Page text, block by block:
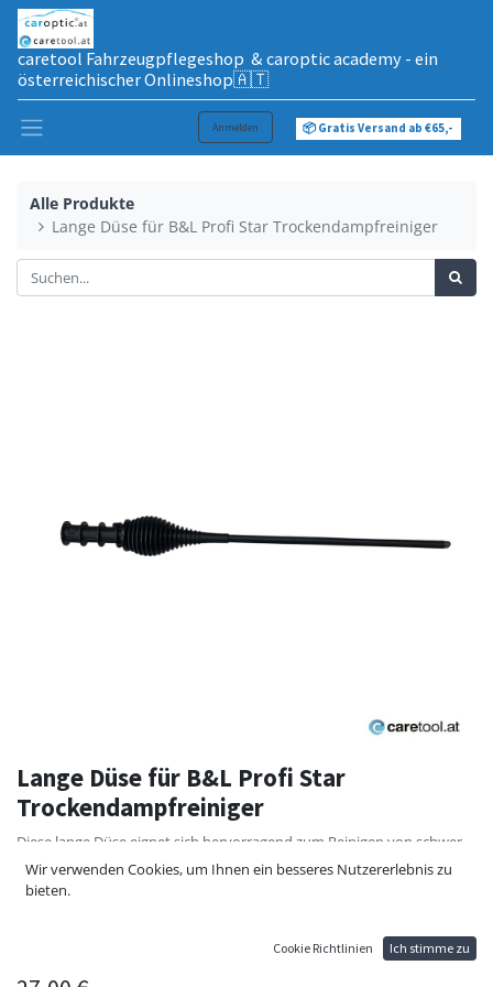
caretool Fahrzeugpflegeshop & caroptic academy - ein
österreichischer Onlineshop🇦🇹
Anmelden 📦 Gratis Versand ab €65,-
Alle Produkte
Lange Düse für B&L Profi Star Trockendampfreiniger
Lange Düse für B&L Profi Star
Trockendampfreiniger
Diese lange Düse eignet sich hervorragend zum Reinigen von schwer
zugänglichen Stellen, z.B. bei Flaschenreinigung, Motorwäschen,
Maschinen reinigen, etc.
Wir verwenden Cookies, um Ihnen ein besseres Nutzererlebnis zu
bieten.
Cookie Richtlinien Ich stimme zu